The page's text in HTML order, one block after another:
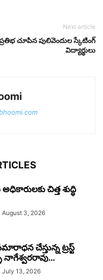
Next article
చూపిన పులివెందుల స్కేటింగ్
విద్యార్థులు
చిత్త శుద్ధి
August 3, 2026
చేస్తున్న ట్రస్ట్
నాగేశ్వరరావు…
July 13, 2026